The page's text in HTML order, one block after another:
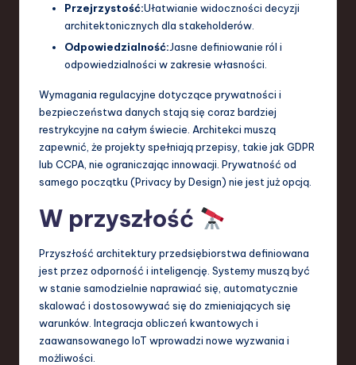
Przejrzystość:Ułatwianie widoczności decyzji
architektonicznych dla stakeholderów.
Odpowiedzialność:Jasne definiowanie ról i
odpowiedzialności w zakresie własności.
Wymagania regulacyjne dotyczące prywatności i
bezpieczeństwa danych stają się coraz bardziej
restrykcyjne na całym świecie. Architekci muszą
zapewnić, że projekty spełniają przepisy, takie jak GDPR
lub CCPA, nie ograniczając innowacji. Prywatność od
samego początku (Privacy by Design) nie jest już opcją.
W przyszłość
Przyszłość architektury przedsiębiorstwa definiowana
jest przez odporność i inteligencję. Systemy muszą być
w stanie samodzielnie naprawiać się, automatycznie
skalować i dostosowywać się do zmieniających się
warunków. Integracja obliczeń kwantowych i
zaawansowanego IoT wprowadzi nowe wyzwania i
możliwości.